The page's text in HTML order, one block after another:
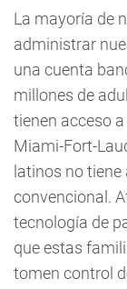
La mayoría de
administrar
una cuenta
millones de
tienen acceso
Miami-Fort-
latinos no
convencional.
tecnología de
que estas
tomen control